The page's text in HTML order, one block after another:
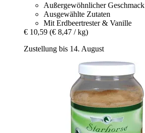
Außergewöhnlicher Geschmack
Ausgewählte Zutaten
Mit Erdbeertrester & Vanille
€ 10,59 (€ 8,47 / kg)
Zustellung bis 14. August